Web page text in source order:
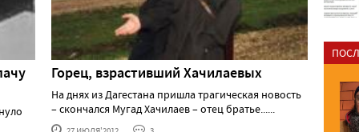
Горец, взрастивший Хачилаевых
На днях из Дагестана пришла трагическая новость
– скончался Мугад Хачилаев – отец братье......